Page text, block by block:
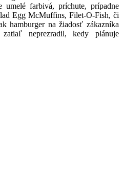
umelé farbivá, príchute, prípadne
Egg McMuffins, Filet-O-Fish, či
hamburger na žiadosť zákazníka
neprezradil, kedy plánuje